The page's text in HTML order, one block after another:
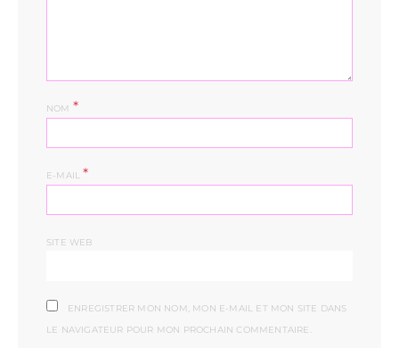
NOM *
E-MAIL*
SITE WEB
ENREGISTRER MON NOM, MON E-MAIL ET MON SITE DANS
LE NAVIGATEUR POUR MON PROCHAIN COMMENTAIRE.